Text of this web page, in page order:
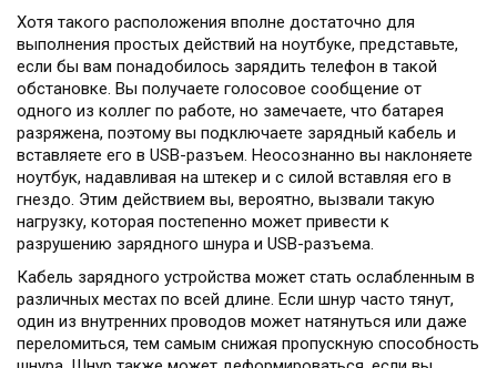
Хотя такого расположения вполне достаточно для
выполнения простых действий на ноутбуке, представьте,
если бы вам понадобилось зарядить телефон в такой
обстановке. Вы получаете голосовое сообщение от
одного из коллег по работе, но замечаете, что батарея
разряжена, поэтому вы подключаете зарядный кабель и
вставляете его в USB-разъем. Неосознанно вы наклоняете
ноутбук, надавливая на штекер и с силой вставляя его в
гнездо. Этим действием вы, вероятно, вызвали такую
нагрузку, которая постепенно может привести к
разрушению зарядного шнура и USB-разъема.
Кабель зарядного устройства может стать ослабленным в
различных местах по всей длине. Если шнур часто тянут,
один из внутренних проводов может натянуться или даже
переломиться, тем самым снижая пропускную способность